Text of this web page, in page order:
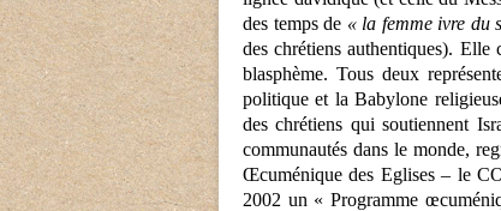
des temps de « la femme ivre du
des chrétiens authentiques). Elle
blasphème. Tous deux
politique et la Babylone
des chrétiens qui soutiennent
communautés dans le monde,
Œcuménique des Eglises – le
2002 un « Programme